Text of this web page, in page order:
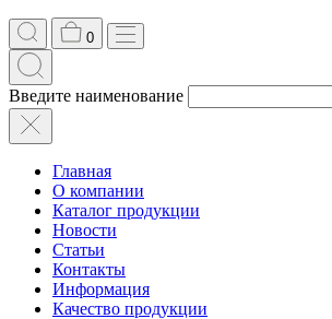
0
Введите наименование
Главная
О компании
Каталог продукции
Новости
Статьи
Контакты
Информация
Качество продукции